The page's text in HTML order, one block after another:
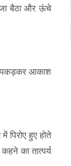
बैठा और ऊंचे
पकड़कर आकाश
हुए होते
का तात्पर्य